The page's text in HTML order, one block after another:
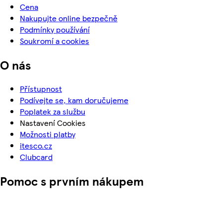
Cena
Nakupujte online bezpečně
Podmínky používání
Soukromí a cookies
O nás
Přístupnost
Podívejte se, kam doručujeme
Poplatek za službu
Nastavení Cookies
Možnosti platby
itesco.cz
Clubcard
Pomoc s prvním nákupem